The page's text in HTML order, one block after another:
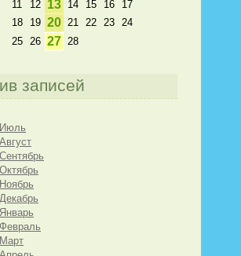
11
12 13 14 15 16
17
18
19 20 21 22 23
24
25
26 27 28
записей